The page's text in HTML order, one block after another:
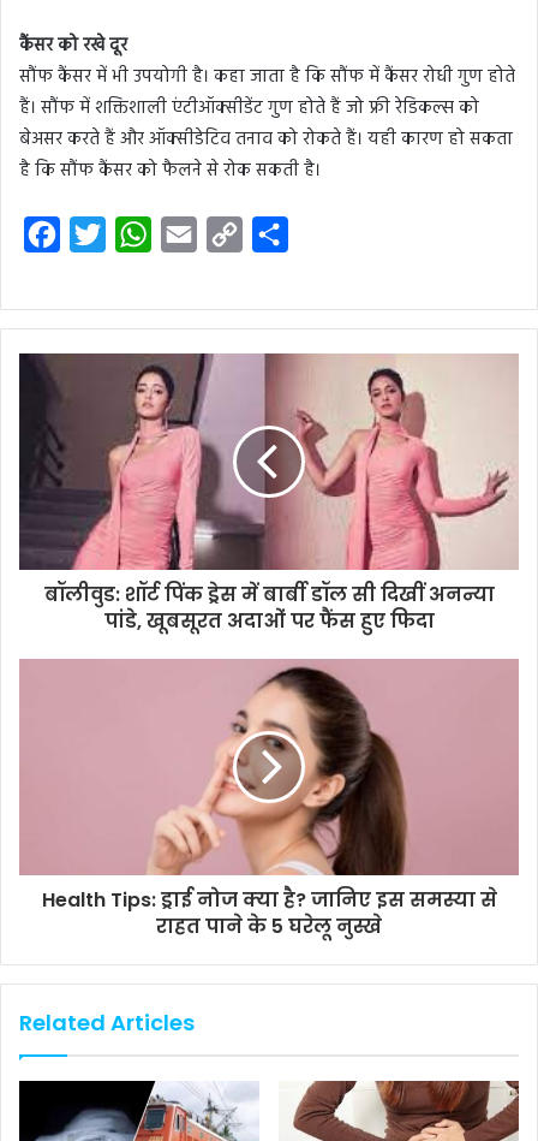
कैंसर को रखे दूर
सौंफ कैंसर में भी उपयोगी है। कहा जाता है कि सौंफ में कैंसर रोधी गुण होते
हैं। सौंफ में शक्तिशाली एंटीऑक्सीडेंट गुण होते हैं जो फ्री रेडिकल्स को
बेअसर करते हैं और ऑक्सीडेटिव तनाव को रोकते हैं। यही कारण हो सकता
है कि सौंफ कैंसर को फैलने से रोक सकती है।
c
o
k
i
r
W
a
s
A
p
p
a
l
p
n
k
a
बॉलीवुड: शॉर्ट पिंक ड्रेस में बार्बी डॉल सी दिखीं अनन्या
पांडे, खूबसूरत अदाओं पर फैंस हुए फिदा
Health Tips: ड्राई नोज क्या है? जानिए इस समस्या से
राहत पाने के 5 घरेलू नुस्खे
Related Articles